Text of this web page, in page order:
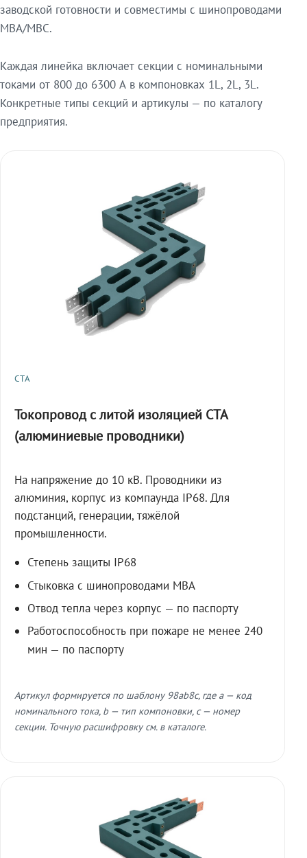
заводской готовности и совместимы с шинопроводами
МВА/МВС.
Каждая линейка включает секции с номинальными
токами от 800 до 6300 А в компоновках 1L, 2L, 3L.
Конкретные типы секций и артикулы — по каталогу
предприятия.
СТА
Токопровод с литой изоляцией СТА
(алюминиевые проводники)
На напряжение до 10 кВ. Проводники из
алюминия, корпус из компаунда IP68. Для
подстанций, генерации, тяжёлой
промышленности.
Степень защиты IP68
Стыковка с шинопроводами МВА
Отвод тепла через корпус — по паспорту
Работоспособность при пожаре не менее 240
мин — по паспорту
Артикул формируется по шаблону 98ab8c, где a — код
номинального тока, b — тип компоновки, c — номер
секции. Точную расшифровку см. в каталоге.